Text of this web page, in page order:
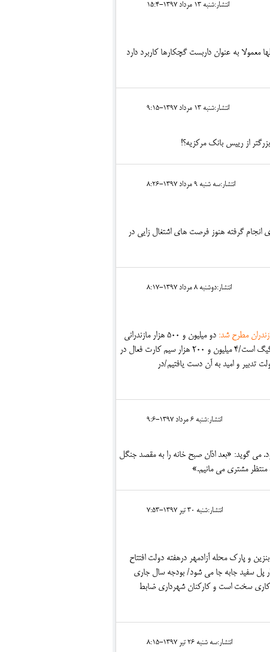
انتشار:شنبه 13 مرداد 1397-15:4
در همین استان مازندران شخصی را دیدیم که با بشکه 220 لیتری زنگ زده که این سالها معمولا به عنوان داربست گچ‎کارها کاربرد دارد
انتشار:شنبه 13 مرداد 1397-9:15
از رییس بانک مرکزیه؟!
انتشار:سه شنبه 9 مرداد 1397-8:26
گرفته هنوز فرصت های اشتغال زایی در
انتشار:دوشنبه 8 مرداد 1397-8:17
مطرح شد:
دو میلیون و ۵۰۰ هزار مازندرانی
از اینترنت همراه استفاده می‌کنند/ پهنای باند استان ۱۸۰ گیگ و پهنای باند زیر بار ۸۰ گیگ است/۴ میلیون و ۲۰۰ هزار سیم کارت فعال در
دولت تدبیر و امید به آن دست یافتیم/در
انتشار:شنبه 6 مرداد 1397-9:6
گوید: «بعد اذان صبح خانه را به مقصد جنگل
انتشار:شنبه 30 تير 1397-7:53
و پارک محله آزادمهر درهفته دولت افتتاح
تومان است/ دوشنبه بازار پل سفید جابه جا می شود/ بودجه سال جاری
کاری سخت است و کارکنان شهرداری ضابط
انتشار:سه شنبه 26 تير 1397-8:15